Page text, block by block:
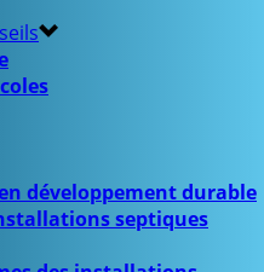
développement durable
septiques